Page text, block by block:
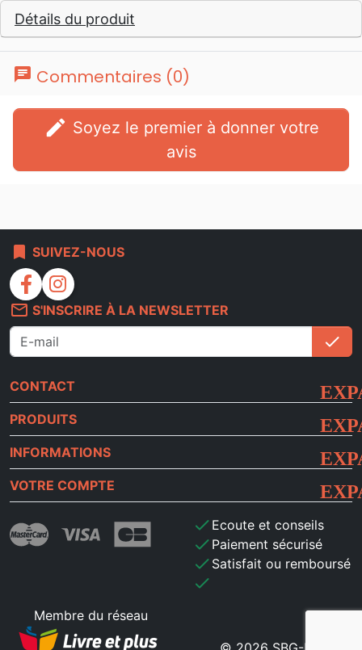
Détails du produit
chat Commentaires (0)
edit
avis
bookmark SUIVEZ-NOUS
facebook
instagram
mail_outline S'INSCRIRE À LA NEWSLETTER
check
CONTACT
PRODUITS
INFORMATIONS
VOTRE COMPTE
check Ecoute et conseils
check Paiement sécurisé
check Satisfait ou remboursé
check
Membre du réseau